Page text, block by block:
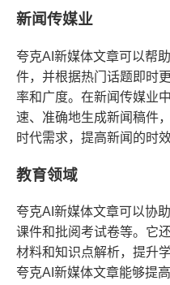
新闻传媒业
夸克AI新媒体文章可以帮
件，并根据热门话题即时
率和广度。在新闻传媒业
速、准确地生成新闻稿件
时代需求，提高新闻的时
教育领域
夸克AI新媒体文章可以协
课件和批阅考试卷等。它
材料和知识点解析，提升
夸克AI新媒体文章能够提